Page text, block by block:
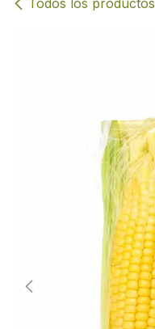
Todos los productos